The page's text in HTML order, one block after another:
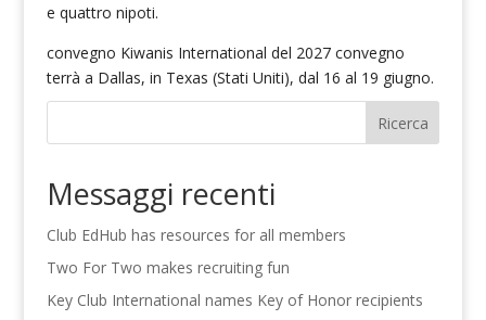
e quattro nipoti.
convegno Kiwanis International del 2027 convegno
terrà a Dallas, in Texas (Stati Uniti), dal 16 al 19 giugno.
Ricerca
Messaggi recenti
Club EdHub has resources for all members
Two For Two makes recruiting fun
Key Club International names Key of Honor recipients